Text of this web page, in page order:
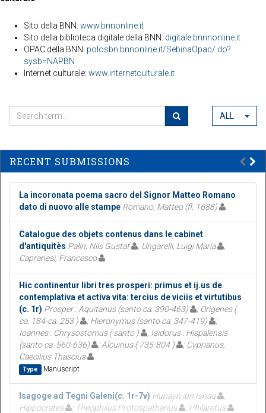
Sito della BNN: www.bnnonline.it
Sito della biblioteca digitale della BNN: digitale.bnnnonline.it
OPAC della BNN: polosbn.bnnonline.it/SebinaOpac/.do?
sysb=NAPBN
Internet culturale: www.internetculturale.it
ALL
RECENT SUBMISSIONS
La incoronata poema sacro del Signor Matteo Romano
dato di nuovo alle stampe Romano, Matteo (fl. 1688)
Catalogue des objets contenus dans le cabinet
d'antiquitès Palin, Nils Gustaf ; Ungarelli, Luigi Maria
;
Capranesi, Francesco
Hic continentur libri tres prosperi: primus et ij.us de
contemplativa et activa vita: tercius de viciis et virtutibus
(c. 1r) Prosper : Aquitanus (santo ca. 390-463)
; Origenes (
ca. 184-ca. 253 )
; Hieronymus (santo ca. 347-419)
;
Ioannes : Chrysostomus ( santo )
; Isidorus : Hispalensis
(santo ca. 560-636)
; Alcuinus ( 735-804 )
; Cyprianus,
Caecilius Thascius
Type Manuscript
Isagoge ad Tegni Galeni(c. 1r-7v) Hunayn ibn Ishaq
Hippocrates
; Theophilus Protospatharius ; Philaretus